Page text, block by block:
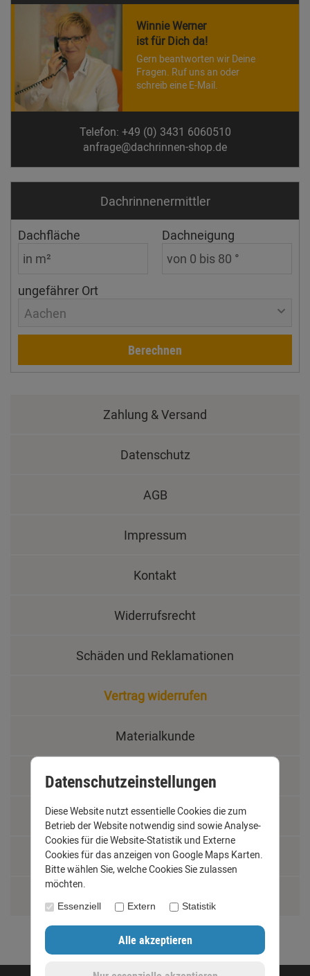
Winnie Werner
ist für Dich da!
Gern beantworten wir Deine
Fragen. Ruf uns an oder
schreib eine E-Mail.
Telefon: +49 (0) 3431 6060510
anfrage@dachrinnen-shop.de
Dachrinnen­ermittler
Dachfläche Dachneigung
ungefährer Ort
Aachen
Berechnen
Zahlung & Versand
Datenschutz
AGB
Impressum
Kontakt
Widerrufsrecht
Schäden und Reklamationen
Vertrag widerrufen
Materialkunde
Fachbegriffe
Jobs
Montage und Installationshilfen
Datenschutzeinstellungen
Diese Website nutzt essentielle Cookies die zum
Betrieb der Website notwendig sind sowie Analyse-
Cookies für die Website-Statistik und Externe
Cookies für das anzeigen von Google Maps Karten.
Bitte wählen Sie, welche Cookies Sie zulassen
möchten.
Essenziell Extern Statistik